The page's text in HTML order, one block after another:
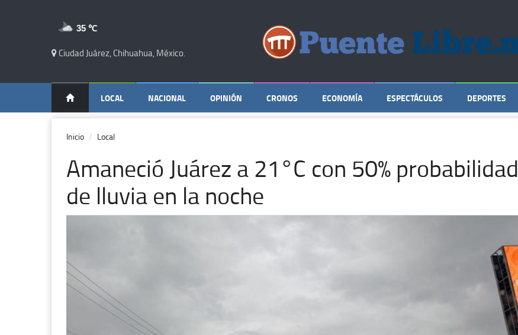
35 ℃
Ciudad Juárez, Chihuahua, México.
LOCAL NACIONAL OPINIÓN CRONOS ECONOMÍA ESPECTÁCULOS DEPORTES
Inicio Local
Amaneció Juárez a 21°C con 50% probabilidad
de lluvia en la noche